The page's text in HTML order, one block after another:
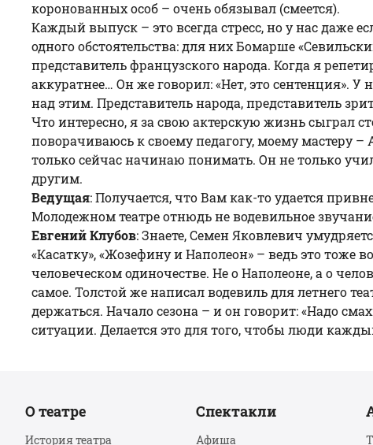
коронованных особ – очень обязывал (смеется).
Каждый выпуск – это всегда стресс, но у нас даже
одного обстоятельства: для них Бомарше «
представитель французского народа. Когда я
аккуратнее… Он же говорил: «Нет, это сентенция».
над этим. Представитель народа, представитель
Что интересно, я за свою актерскую жизнь сыграл
поворачиваюсь к своему педагогу, моему мастеру
только сейчас начинаю понимать. Он не только
другим.
Ведущая: Получается, что Вам как-то удается
Молодежном театре отнюдь не водевильное
Евгений Клубов: Знаете, Семен Яковлевич
«Касатку», «Жозефину и Наполеон» – ведь это тоже
человеческом одиночестве. Не о Наполеоне, а о
самое. Толстой же написал водевиль для летнего
держаться. Начало сезона – и он говорит: «Надо
ситуации. Делается это для того, чтобы люди
О театре
История театра
Спектакли
Афиша